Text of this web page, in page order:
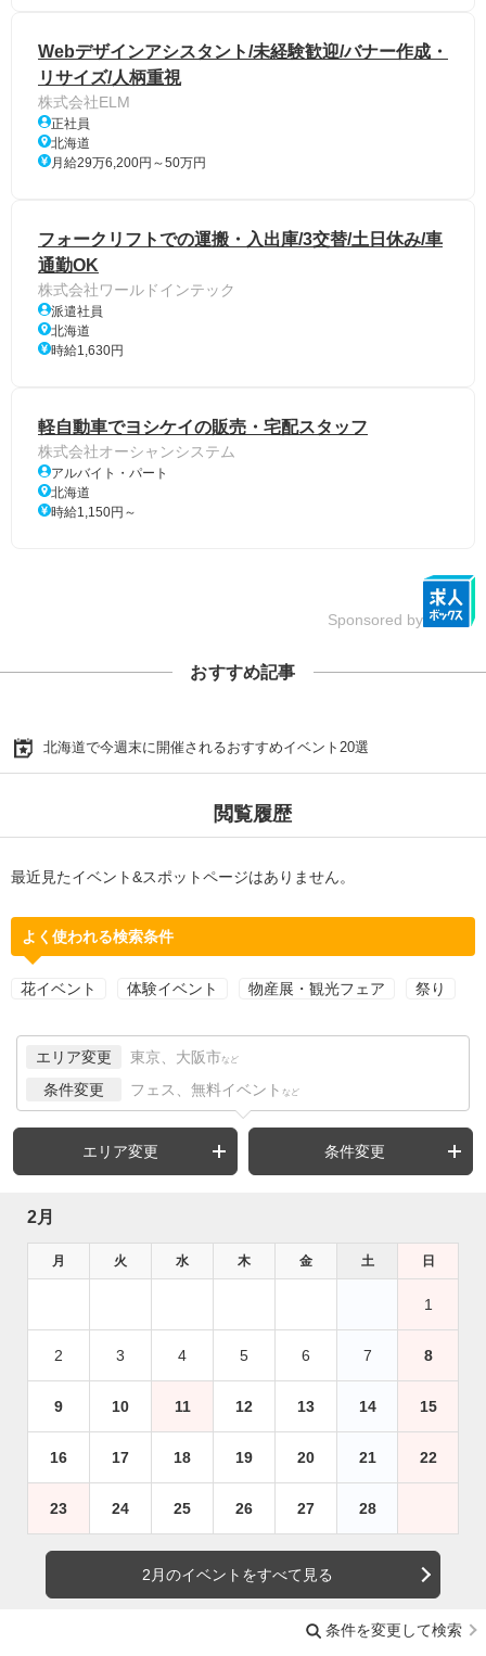
Webデザインアシスタント/未経験歓迎/バナー作成・
リサイズ/人柄重視
株式会社ELM
正社員
北海道
月給29万6,200円～50万円
フォークリフトでの運搬・入出庫/3交替/土日休み/車
通勤OK
株式会社ワールドインテック
派遣社員
北海道
時給1,630円
軽自動車でヨシケイの販売・宅配スタッフ
株式会社オーシャンシステム
アルバイト・パート
北海道
時給1,150円～
Sponsored by
おすすめ記事
北海道で今週末に開催されるおすすめイベント20選
閲覧履歴
最近見たイベント&スポットページはありません。
よく使われる検索条件
花イベント 体験イベント 物産展・観光フェア 祭り
エリア変更 東京、大阪市 など
条件変更 フェス、無料イベント など
エリア変更 条件変更
2月
月 火 水 木 金 土 日
1
2 3 4 5 6 7 8
9 10 11 12 13 14 15
16 17 18 19 20 21 22
23 24 25 26 27 28
2月のイベントをすべて見る
条件を変更して検索